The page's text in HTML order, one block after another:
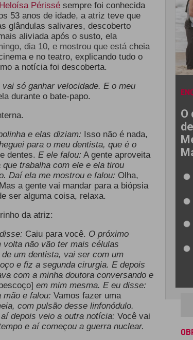
Heloísa Périssésempre foi conhecida
53 anos de idade, a atriz teve que
glândulas salivares, descoberto
aliviada após o susto, ela
dia 10, e mostrou que está cheia
e no teatro, explicando tudo o
a notícia foi descoberta.
só ganhar velocidade. E o meu
durante o bate-papo.
e elas diziam: Isso não é nada,
para o meu dentista, que é o
dentes. E ele falou: A gente aproveita
trabalha com ele e ela tirou
Daí ela me mostrou e falou: Olha,
a gente vai mandar para a biópsia
ser alguma coisa, relaxa.
da atriz:
Caiu para você. O próximo
não vão ter mais células
um dentista, vai ser com um
e fiz a segunda cirurgia. E depois
com a minha doutora conversando e
em mim mesma. E eu disse:
mão e falou: Vamos fazer uma
com pulsão desse linfonódulo.
depois veio a outra notícia: Você vai
e aí começou a guerra nuclear.
O